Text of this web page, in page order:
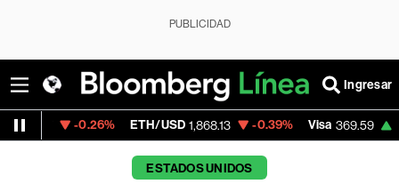
PUBLICIDAD
Ingresar
ETH/USD 1,868.13 -0.39% Visa 369.59 +1.07%
ESTADOS UNIDOS